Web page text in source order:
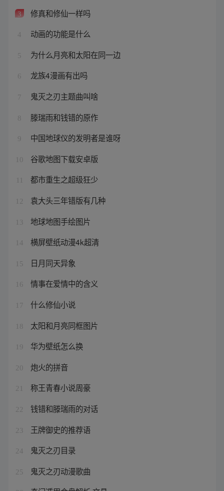
3 修真和修仙一样吗
4 动画的功能是什么
5 为什么月亮和太阳在同一边
6 龙族4漫画有出吗
7 鬼灭之刃主题曲叫啥
8 滕瑞雨和钱错的原作
9 中国地球仪的发明者是谁呀
10 谷歌地图下载安卓版
都市重生之超级狂少
12 袁大头三年错版有几种
13 地球地图手绘图片
14 横屏壁纸动漫4k超清
15 日月同天异象
16 情事在爱情中的含义
17 什么修仙小说
18 太阳和月亮同框图片
19 华为壁纸怎么换
20 炮火的拼音
21 称王青春小说周豪
22 钱错和滕瑞雨的对话
23 王牌御史的推荐语
24 鬼灭之刃目录
25 鬼灭之刃动漫歌曲